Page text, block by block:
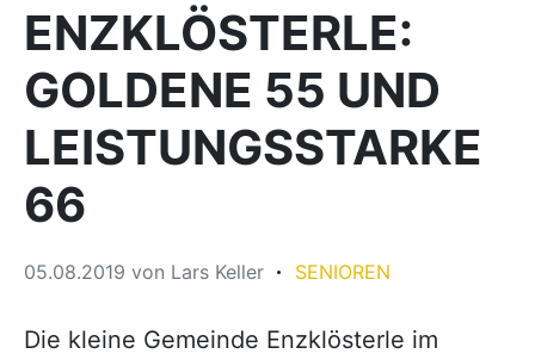
ENZKLÖSTERLE:
GOLDENE 55 UND
LEISTUNGSSTARKE
66
05.08.2019 von Lars Keller SENIOREN
Die kleine Gemeinde Enzklösterle im